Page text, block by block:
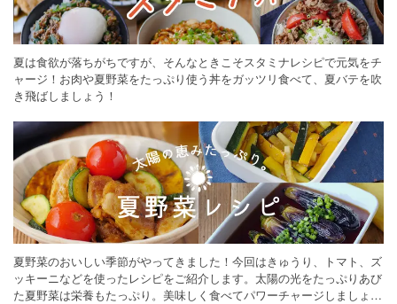
夏は食欲が落ちがちですが、そんなときこそスタミナレシピで元気をチ
ャージ！お肉や夏野菜をたっぷり使う丼をガッツリ食べて、夏バテを吹
き飛ばしましょう！
夏野菜のおいしい季節がやってきました！今回はきゅうり、トマト、ズ
ッキーニなどを使ったレシピをご紹介します。太陽の光をたっぷりあび
た夏野菜は栄養もたっぷり。美味しく食べてパワーチャージしましょう